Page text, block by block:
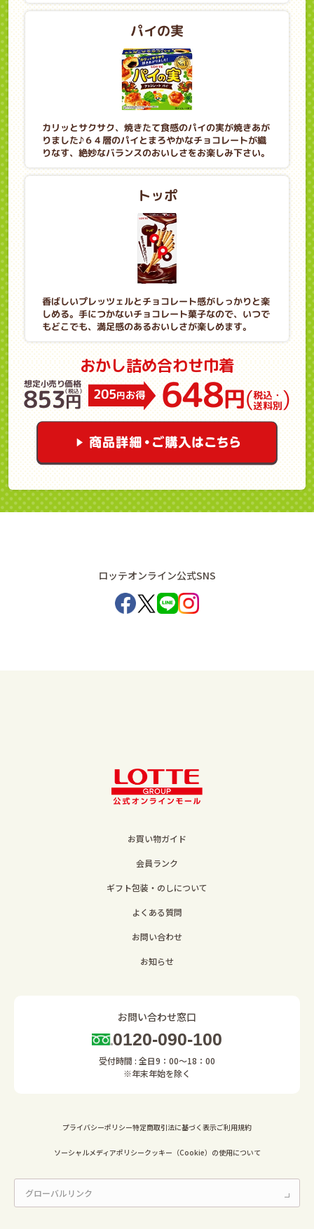
パイの実
カリッとサクサク、焼きたて食感のパイの実が焼きあが
りました♪６４層のパイとまろやかなチョコレートが織
りなす、絶妙なバランスのおいしさをお楽しみ下さい。
トッポ
香ばしいプレッツェルとチョコレート感がしっかりと楽
しめる。手につかないチョコレート菓子なので、いつで
もどこでも、満足感のあるおいしさが楽しめます。
おかし詰め合わせ巾着
想定小売り価格
853円
（税込） 205円お得 648円(税込・
送料別)
ロッテオンライン公式SNS
お買い物ガイド
会員ランク
ギフト包装・のしについて
よくある質問
お問い合わせ
お知らせ
お問い合わせ窓口
0120-090-100
受付時間 : 全日9：00～18：00
※年末年始を除く
プライバシーポリシー特定商取引法に基づく表示ご利用規約
ソーシャルメディアポリシークッキー（Cookie）の使用について